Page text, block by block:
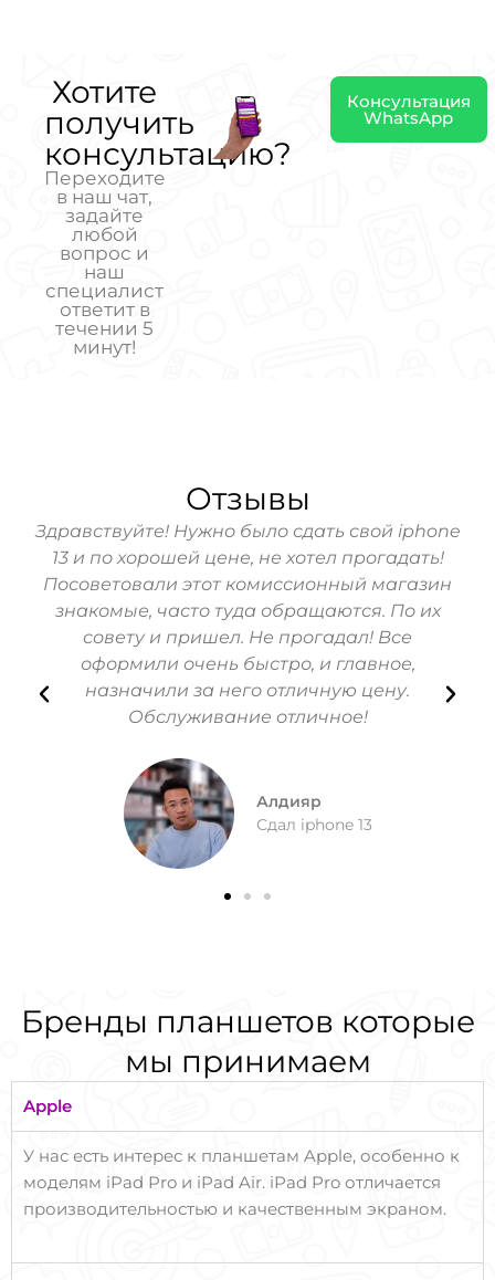
Хотите
получить
консультацию?
Переходите
в наш чат,
задайте
любой
вопрос и
наш
специалист
ответит в
течении 5
минут!
Консультация
WhatsApp
Отзывы
Здравствуйте! Нужно было сдать свой iphone
13 и по хорошей цене, не хотел прогадать!
Посоветовали этот комиссионный магазин
знакомые, часто туда обращаются. По их
совету и пришел. Не прогадал! Все
оформили очень быстро, и главное,
назначили за него отличную цену.
Обслуживание отличное!
Алдияр
Сдал iphone 13
Бренды планшетов которые
мы принимаем
Apple
У нас есть интерес к планшетам Apple, особенно к
моделям iPad Pro и iPad Air. iPad Pro отличается
производительностью и качественным экраном.